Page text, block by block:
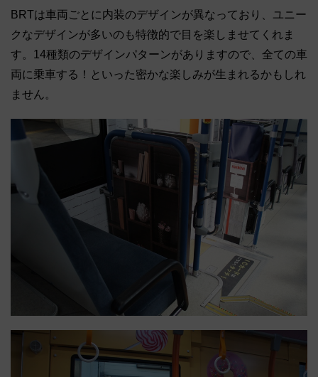
BRTは車両ごとに内装のデザインが異なっており、ユニー
クなデザインが多いのも特徴的で目を楽しませてくれま
す。14種類のデザインパターンがありますので、全ての車
両に乗車する！といった密かな楽しみが生まれるかもしれ
ません。